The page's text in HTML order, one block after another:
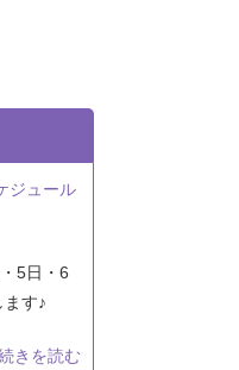
ジュール
5日・6
す♪
きを読む